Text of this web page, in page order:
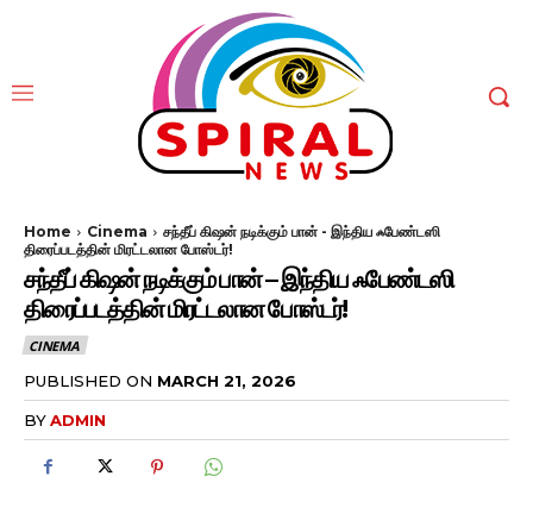
Home Cinema
சந்தீப் கிஷன் நடிக்கும் பான் - இந்திய ஃபேண்டஸி
திரைப்படத்தின் மிரட்டலான போஸ்டர்!
சந்தீப் கிஷன் நடிக்கும் பான் – இந்திய ஃபேண்டஸி
திரைப்படத்தின் மிரட்டலான போஸ்டர்!
CINEMA
PUBLISHED ON MARCH 21, 2026
BYADMIN